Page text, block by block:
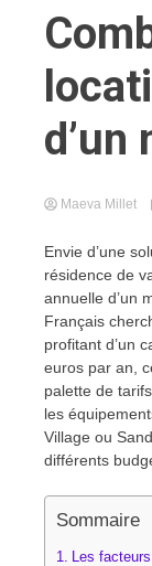
d’un
Maeva Millet
Envie d’une
résidence de
annuelle d’un
Français
profitant d’un
euros par an,
palette de
les
Village ou
différents
Sommaire
Les